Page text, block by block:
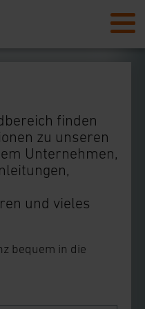
finden
zu unseren
Unternehmen,
und vieles
bequem in die